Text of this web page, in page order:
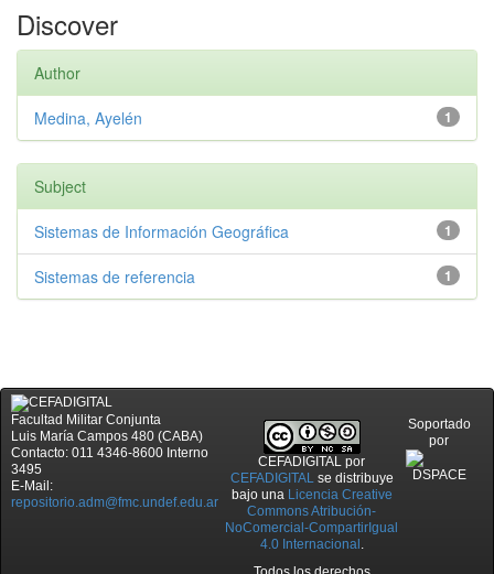
Discover
Author
1
Medina, Ayelén
Subject
1
Sistemas de Información Geográfica
1
Sistemas de referencia
Facultad Militar Conjunta
Luis María Campos 480 (CABA)
Contacto: 011 4346-8600 Interno
3495
E-Mail:
repositorio.adm@fmc.undef.edu.ar
CEFADIGITAL por
CEFADIGITALse distribuye
bajo una Licencia Creative
Commons Atribución-
NoComercial-CompartirIgual
4.0 Internacional .
Soportado
por